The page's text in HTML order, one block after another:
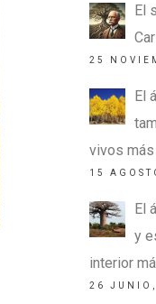
El
25
El
vivos
15
El
y
interior
26